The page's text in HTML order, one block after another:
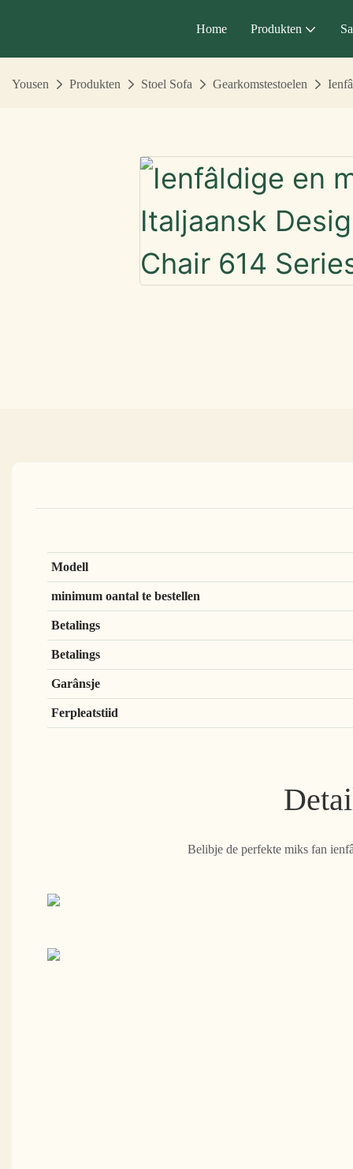
Home Produkten
Yousen Produkten Stoel Sofa Gearkomstestoelen
Modell
minimum oantal te bestellen
Betalings
Betalings
Garânsje
Ferpleatstiid
Belibje de perfekte miks fan